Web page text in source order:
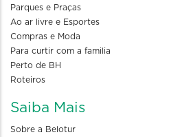
Parques e Praças
Ao ar livre e Esportes
Compras e Moda
Para curtir com a familia
Perto de BH
Roteiros
Saiba Mais
Sobre a Belotur